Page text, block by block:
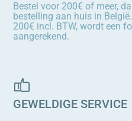
Bestel voor 200€ of meer,
bestelling aan huis in
200€ incl. BTW, wordt een
aangerekend.
GEWELDIGE SERVICE